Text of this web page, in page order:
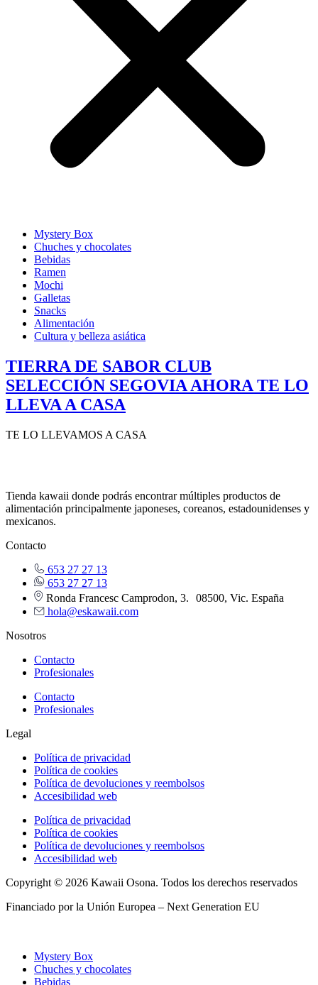
Mystery Box
Chuches y chocolates
Bebidas
Ramen
Mochi
Galletas
Snacks
Alimentación
Cultura y belleza asiática
TIERRA DE SABOR CLUB
SELECCIÓN SEGOVIA AHORA TE LO
LLEVA A CASA
TE LO LLEVAMOS A CASA
Tienda kawaii donde podrás encontrar múltiples productos de
alimentación principalmente japoneses, coreanos, estadounidenses y
mexicanos.
Contacto
653 27 27 13
653 27 27 13
Ronda Francesc Camprodon, 3. 08500, Vic. España
hola@eskawaii.com
Nosotros
Contacto
Profesionales
Contacto
Profesionales
Legal
Política de privacidad
Política de cookies
Política de devoluciones y reembolsos
Accesibilidad web
Política de privacidad
Política de cookies
Política de devoluciones y reembolsos
Accesibilidad web
Copyright © 2026 Kawaii Osona. Todos los derechos reservados
Financiado por la Unión Europea – Next Generation EU
Mystery Box
Chuches y chocolates
Bebidas